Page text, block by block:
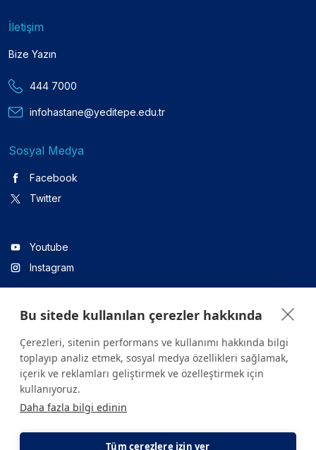
İletişim
Bize Yazın
444 7000
infohastane@yeditepe.edu.tr
Sosyal Medya
Facebook
Twitter
Youtube
Instagram
Linkedin
Sitede yer alan tüm içerikler yalnızca bilgilendirme amaçlıdır.
Sağlığınızla ilgili sorularınız için mutlaka doktoruza ya da bir sağlık
kuruluşuna başvurunuz.
Bu sitede kullanılan çerezler hakkında
Çerezleri, sitenin performans ve kullanımı hakkında bilgi
toplayıp analiz etmek, sosyal medya özellikleri sağlamak,
içerik ve reklamları geliştirmek ve özelleştirmek için
kullanıyoruz.
Daha fazla bilgi edinin
Tüm çerezlere izin ver